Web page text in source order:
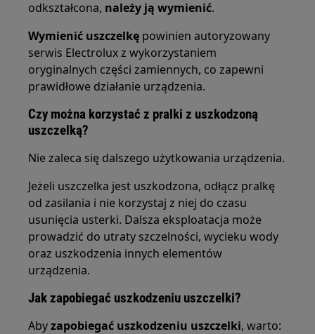
odkształcona, należy ją wymienić.
Wymienić uszczelkę powinien autoryzowany
serwis Electrolux z wykorzystaniem
oryginalnych części zamiennych, co zapewni
prawidłowe działanie urządzenia.
Czy można korzystać z pralki z uszkodzoną
uszczelką?
Nie zaleca się dalszego użytkowania urządzenia.
Jeżeli uszczelka jest uszkodzona, odłącz pralkę
od zasilania i nie korzystaj z niej do czasu
usunięcia usterki. Dalsza eksploatacja może
prowadzić do utraty szczelności, wycieku wody
oraz uszkodzenia innych elementów
urządzenia.
Jak zapobiegać uszkodzeniu uszczelki?
Abyzapobiegać uszkodzeniu uszczelki, warto: